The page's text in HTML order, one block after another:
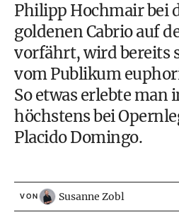
Philipp Hochmairbei
goldenen Cabrio auf
vorfährt, wird bereits
vom Publikum
So etwas erlebte man
höchstens bei
Placido Domingo.
VON Susanne Zobl